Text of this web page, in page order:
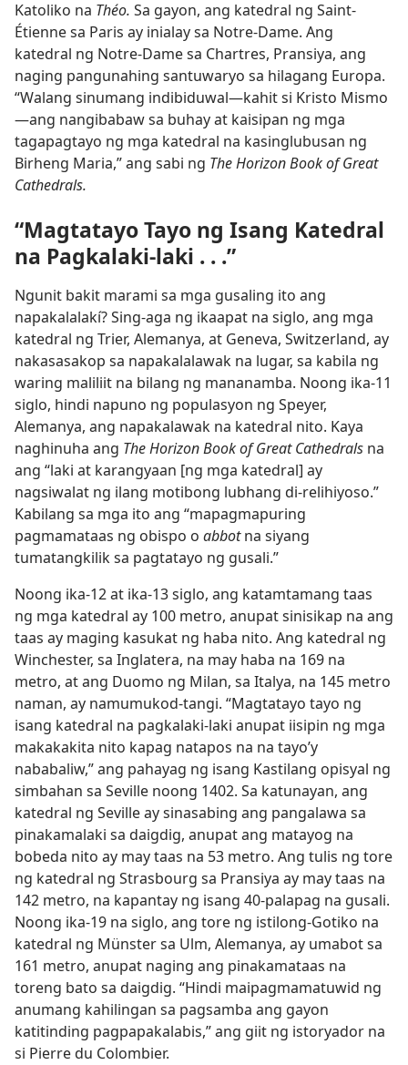
Katoliko na Théo. Sa gayon, ang katedral ng Saint-
Étienne sa Paris ay inialay sa Notre-Dame. Ang
katedral ng Notre-Dame sa Chartres, Pransiya, ang
naging pangunahing santuwaryo sa hilagang Europa.
“Walang sinumang indibiduwal​—kahit si Kristo Mismo​
—ang nangibabaw sa buhay at kaisipan ng mga
tagapagtayo ng mga katedral na kasinglubusan ng
Birheng Maria,” ang sabi ng The Horizon Book of Great
Cathedrals.
“Magtatayo Tayo ng Isang Katedral
na Pagkalaki-laki . . .”
Ngunit bakit marami sa mga gusaling ito ang
napakalalakí? Sing-aga ng ikaapat na siglo, ang mga
katedral ng Trier, Alemanya, at Geneva, Switzerland, ay
nakasasakop sa napakalalawak na lugar, sa kabila ng
waring maliliit na bilang ng mananamba. Noong ika-11
siglo, hindi napuno ng populasyon ng Speyer,
Alemanya, ang napakalawak na katedral nito. Kaya
naghinuha ang The Horizon Book of Great Cathedrals na
ang “laki at karangyaan [ng mga katedral] ay
nagsiwalat ng ilang motibong lubhang di-relihiyoso.”
Kabilang sa mga ito ang “mapagmapuring
pagmamataas ng obispo o abbotna siyang
tumatangkilik sa pagtatayo ng gusali.”
Noong ika-12 at ika-13 siglo, ang katamtamang taas
ng mga katedral ay 100 metro, anupat sinisikap na ang
taas ay maging kasukat ng haba nito. Ang katedral ng
Winchester, sa Inglatera, na may haba na 169 na
metro, at ang Duomo ng Milan, sa Italya, na 145 metro
naman, ay namumukod-tangi. “Magtatayo tayo ng
isang katedral na pagkalaki-laki anupat iisipin ng mga
makakakita nito kapag natapos na na tayo’y
nababaliw,” ang pahayag ng isang Kastilang opisyal ng
simbahan sa Seville noong 1402. Sa katunayan, ang
katedral ng Seville ay sinasabing ang pangalawa sa
pinakamalaki sa daigdig, anupat ang matayog na
bobeda nito ay may taas na 53 metro. Ang tulis ng tore
ng katedral ng Strasbourg sa Pransiya ay may taas na
142 metro, na kapantay ng isang 40-palapag na gusali.
Noong ika-19 na siglo, ang tore ng istilong-Gotiko na
katedral ng Münster sa Ulm, Alemanya, ay umabot sa
161 metro, anupat naging ang pinakamataas na
toreng bato sa daigdig. “Hindi maipagmamatuwid ng
anumang kahilingan sa pagsamba ang gayon
katitinding pagpapakalabis,” ang giit ng istoryador na
si Pierre du Colombier.